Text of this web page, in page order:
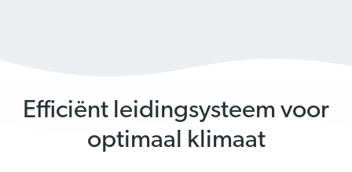
Efficiënt leidingsysteem voor
optimaal klimaat